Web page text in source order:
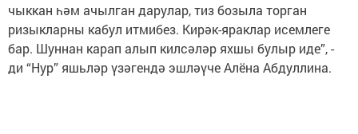
чыккан һәм ачылган дарулар, тиз бозыла торган
ризыкларны кабул итмибез. Кирәк-яраклар исемлеге
бар. Шуннан карап алып килсәләр яхшы булыр иде”, -
ди “Нур” яшьләр үзәгендә эшләүче Алёна Абдуллина.